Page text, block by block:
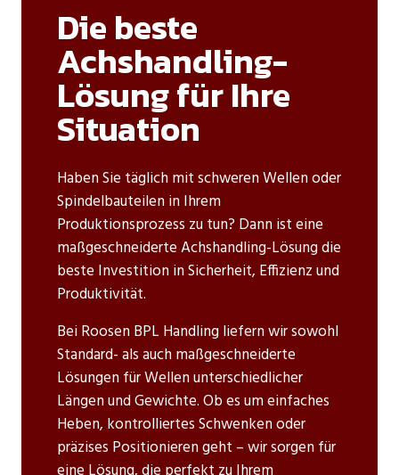
Die beste
Achshandling-
Lösung für Ihre
Situation
Haben Sie täglich mit schweren Wellen oder
Spindelbauteilen in Ihrem
Produktionsprozess zu tun? Dann ist eine
maßgeschneiderte Achshandling-Lösung die
beste Investition in Sicherheit, Effizienz und
Produktivität.
Bei Roosen BPL Handling liefern wir sowohl
Standard- als auch maßgeschneiderte
Lösungen für Wellen unterschiedlicher
Längen und Gewichte. Ob es um einfaches
Heben, kontrolliertes Schwenken oder
präzises Positionieren geht – wir sorgen für